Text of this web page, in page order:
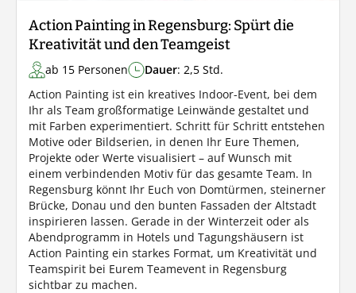
Action Painting in Regensburg: Spürt die
Kreativität und den Teamgeist
ab 15 Personen Dauer: 2,5 Std.
Action Painting ist ein kreatives Indoor-Event, bei dem
Ihr als Team großformatige Leinwände gestaltet und
mit Farben experimentiert. Schritt für Schritt entstehen
Motive oder Bildserien, in denen Ihr Eure Themen,
Projekte oder Werte visualisiert – auf Wunsch mit
einem verbindenden Motiv für das gesamte Team. In
Regensburg könnt Ihr Euch von Domtürmen, steinerner
Brücke, Donau und den bunten Fassaden der Altstadt
inspirieren lassen. Gerade in der Winterzeit oder als
Abendprogramm in Hotels und Tagungshäusern ist
Action Painting ein starkes Format, um Kreativität und
Teamspirit bei Eurem Teamevent in Regensburg
sichtbar zu machen.